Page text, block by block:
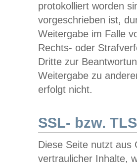
protokolliert worden
vorgeschrieben ist,
Weitergabe im Falle
Rechts- oder
Dritte zur
Weitergabe zu
erfolgt nicht.
SSL- bzw.
Diese Seite nutzt aus
vertraulicher Inhalte,